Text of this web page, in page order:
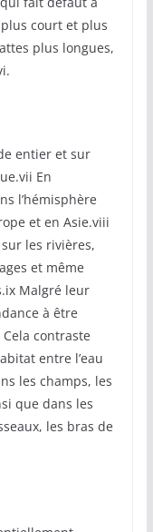
court et plus
plus longues,
entier et sur
En
l’hémisphère
et en Asie.viii
les rivières,
et même
Malgré leur
à être
contraste
entre l’eau
les champs, les
que dans les
les bras de